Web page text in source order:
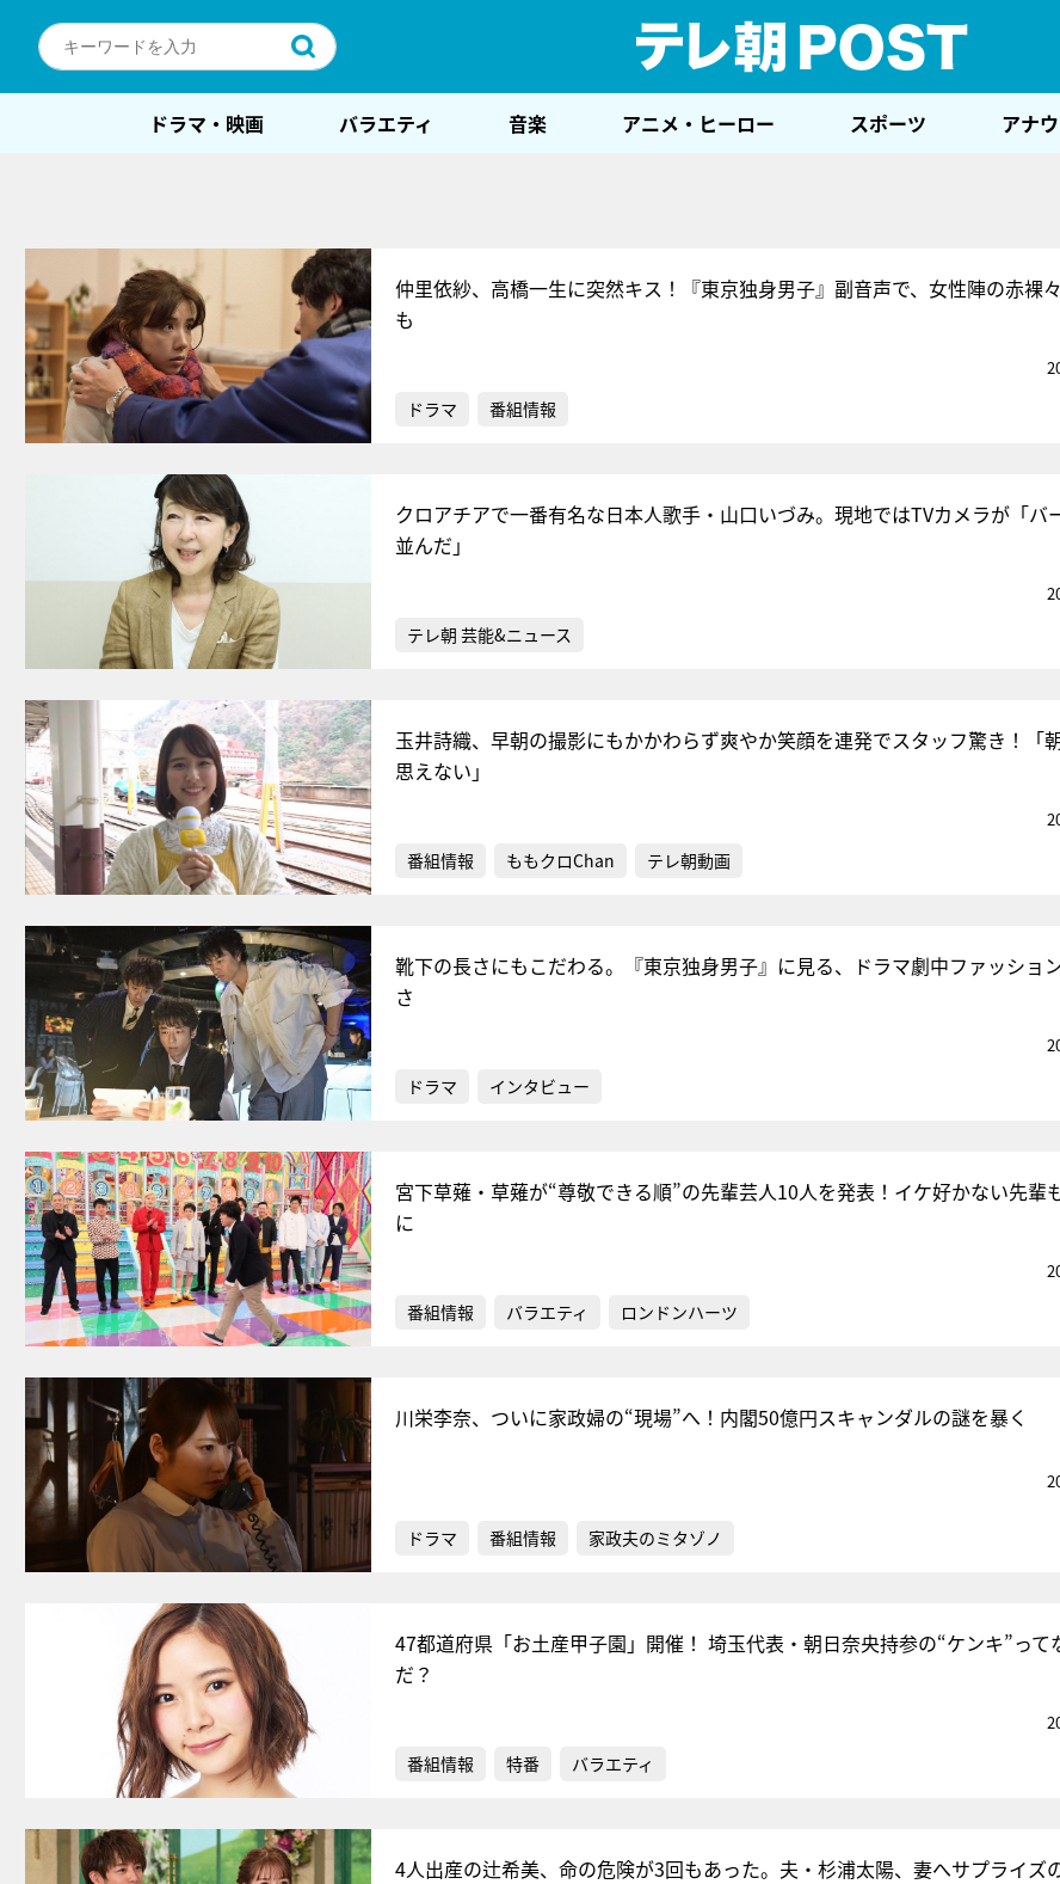
ドラマ・映画 バラエティ 音楽 アニメ・ヒーロー スポーツ アナ
仲里依紗、高橋一生に突然キス！『東京独身男子』副音声で、女性陣の赤裸
も
ドラマ 番組情報
クロアチアで一番有名な日本人歌手・山口いづみ。現地ではTVカメラが「バ
並んだ」
テレ朝 芸能&ニュース
玉井詩織、早朝の撮影にもかかわらず爽やか笑顔を連発でスタッフ驚き！「
思えない」
番組情報 ももクロChan テレ朝動画
靴下の長さにもこだわる。『東京独身男子』に見る、ドラマ劇中ファッショ
さ
ドラマ インタビュー
宮下草薙・草薙が“尊敬できる順”の先輩芸人10人を発表！イケ好かない先輩
に
番組情報 バラエティ ロンドンハーツ
川栄李奈、ついに家政婦の“現場”へ！内閣50億円スキャンダルの謎を暴く
ドラマ 番組情報 家政夫のミタゾノ
47都道府県「お土産甲子園」開催！ 埼玉代表・朝日奈央持参の“ケンキ”って
だ？
番組情報 特番 バラエティ
4人出産の辻希美、命の危険が3回もあった。夫・杉浦太陽、妻へサプライズ